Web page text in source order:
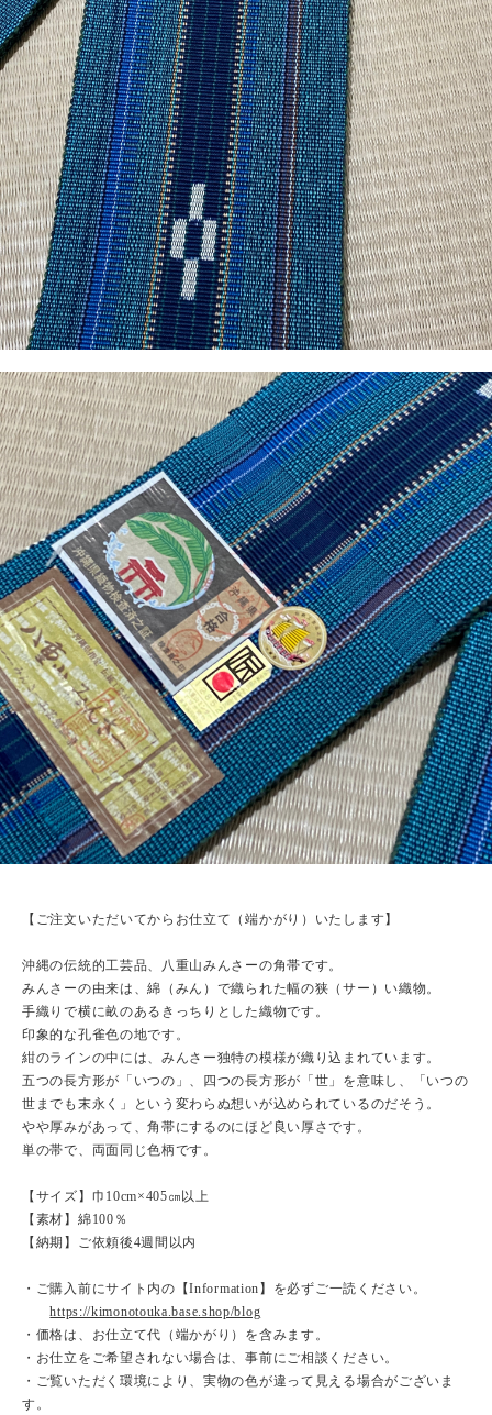
【ご注文いただいてからお仕立て（端かがり）いたします】
沖縄の伝統的工芸品、八重山みんさーの角帯です。
みんさーの由来は、綿（みん）で織られた幅の狭（サー）い織物。
手織りで横に畝のあるきっちりとした織物です。
印象的な孔雀色の地です。
紺のラインの中には、みんさー独特の模様が織り込まれています。
五つの長方形が「いつの」、四つの長方形が「世」を意味し、「いつの
世までも末永く」という変わらぬ想いが込められているのだそう。
やや厚みがあって、角帯にするのにほど良い厚さです。
単の帯で、両面同じ色柄です。
【サイズ】巾10cm×405㎝以上
【素材】綿100％
【納期】ご依頼後4週間以内
・ご購入前にサイト内の【Information】を必ずご一読ください。
https://kimonotouka.base.shop/blog
・価格は、お仕立て代（端かがり）を含みます。
・お仕立をご希望されない場合は、事前にご相談ください。
・ご覧いただく環境により、実物の色が違って見える場合がございま
す。